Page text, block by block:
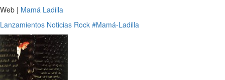
Web | Mamá Ladilla
Lanzamientos Noticias Rock #Mamá-Ladilla